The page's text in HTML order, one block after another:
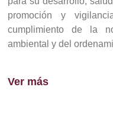
promoción y
cumplimiento de la
ambiental y del
Ver más